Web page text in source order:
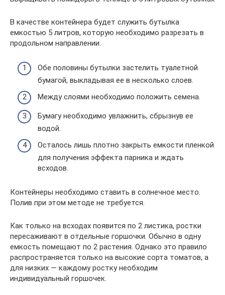
В качестве контейнера будет служить бутылка
емкостью 5 литров, которую необходимо разрезать в
продольном направлении.
Обе половины бутылки застелить туалетной
бумагой, выкладывая ее в несколько слоев.
Между слоями необходимо положить семена.
Бумагу необходимо увлажнить, сбрызнув ее
водой.
Осталось лишь плотно закрыть емкости пленкой
для получения эффекта парника и ждать
всходов.
Контейнеры необходимо ставить в солнечное место.
Полив при этом методе не требуется.
Как только на всходах появится по 2 листика, ростки
пересаживают в отдельные горшочки. Обычно в одну
емкость помещают по 2 растения. Однако это правило
распространяется только на высокие сорта томатов, а
для низких — каждому ростку необходим
индивидуальный горшочек.